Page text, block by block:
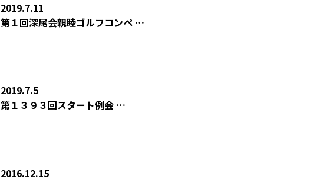
2019.7.11
第１回深尾会親睦ゴルフコンペ …
2019.7.5
第１３９３回スタート例会 …
2016.12.15